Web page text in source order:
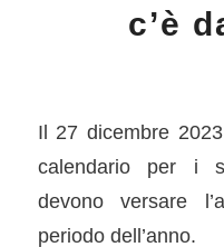
c’è
Il 27 dicembre
calendario per i
devono versare
periodo dell’anno.